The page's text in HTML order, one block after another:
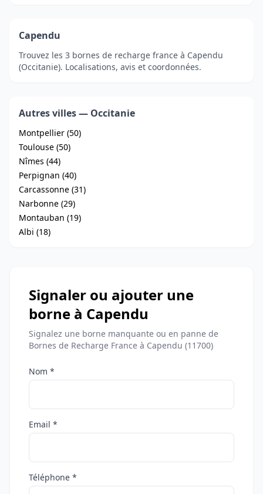
Capendu
Trouvez les 3 bornes de recharge france à Capendu
(Occitanie). Localisations, avis et coordonnées.
Autres villes — Occitanie
Montpellier (50)
Toulouse (50)
Nîmes (44)
Perpignan (40)
Carcassonne (31)
Narbonne (29)
Montauban (19)
Albi (18)
Signaler ou ajouter une
borne à Capendu
Signalez une borne manquante ou en panne de
Bornes de Recharge France à Capendu (11700)
Nom *
Email *
Téléphone *